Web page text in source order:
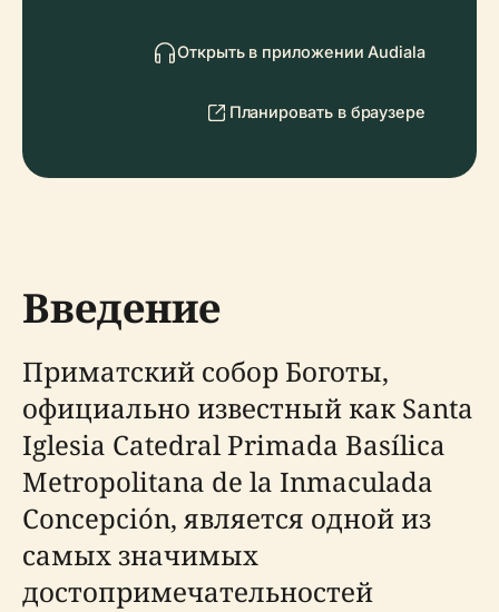
Открыть в приложении Audiala
Планировать в браузере
Введение
Приматский собор Боготы,
официально известный как Santa
Iglesia Catedral Primada Basílica
Metropolitana de la Inmaculada
Concepción, является одной из
самых значимых
достопримечательностей